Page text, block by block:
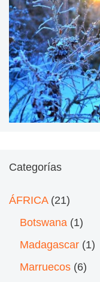
Categorías
ÁFRICA(21)
Botswana (1)
Madagascar (1)
Marruecos (6)